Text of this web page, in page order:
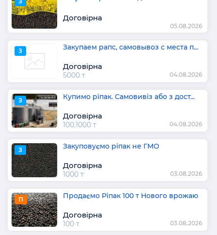
Договірна
05.08.2026
З Закупаем рапс, самовывоз с места п...
Договірна
5000 т 04.08.2026
З Купимо ріпак. Самовивіз або з дост...
Договірна
100,1000 т 04.08.2026
З Закуповуємо ріпак не ГМО
Договірна
1000 т 03.08.2026
П Продаємо Ріпак 100 т Нового врожаю
Договірна
100 т 03.08.2026